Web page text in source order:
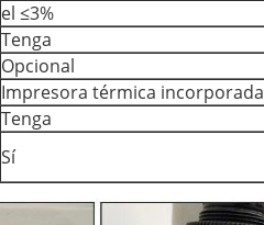
el ≤3%
Tenga
Opcional
Impresora térmica incorporada
Tenga
Sí